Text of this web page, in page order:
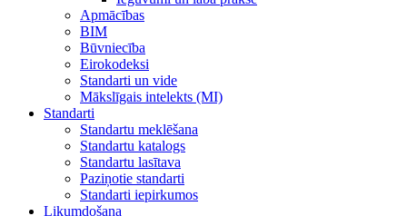
Apmācības
BIM
Būvniecība
Eirokodeksi
Standarti un vide
Mākslīgais intelekts (MI)
Standarti
Standartu meklēšana
Standartu katalogs
Standartu lasītava
Paziņotie standarti
Standarti iepirkumos
Likumdošana